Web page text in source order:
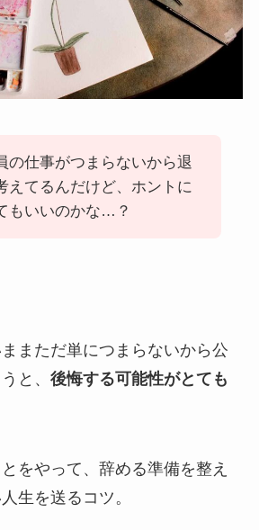
の仕事がつまらないから退
えてるんだけど、ホントに
もいいのかな…？
まただ単につまらないから公
と、 後悔する可能性がとても
をやって、辞める準備を整え
生を送るコツ。